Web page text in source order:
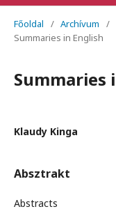
Főoldal / Archívum /
Summaries in English
Summaries
Klaudy Kinga
Absztrakt
Abstracts